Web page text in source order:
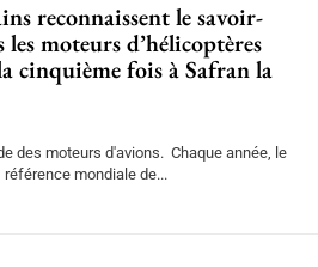
reconnaissent le savoir-
moteurs d’hélicoptères
cinquième fois à Safran la
d'avions. Chaque année, le
mondiale de...